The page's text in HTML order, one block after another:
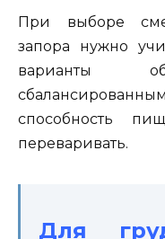
При выборе
запора нужно
варианты
способность
переваривать.
Для